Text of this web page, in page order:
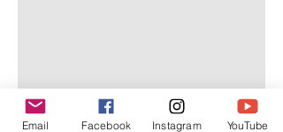
Email Facebook Instagram YouTube